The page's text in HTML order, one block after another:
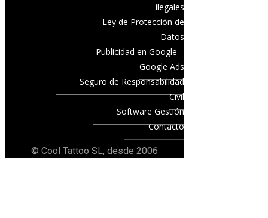
ilegales
Ley de Protección de
Datos
Publicidad en Google –
Google Ads
Seguro de Responsabilidad
Civil
Software Gestión
Contacto
© Cool Tattoo SL, desde 2006